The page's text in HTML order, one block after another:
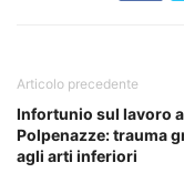
Articolo precedente
Infortunio sul lavoro a
Polpenazze: trauma
agli arti inferiori